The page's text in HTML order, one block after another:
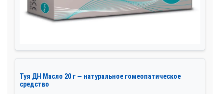
Туя ДН Масло 20 г — натуральное гомеопатическое
средство